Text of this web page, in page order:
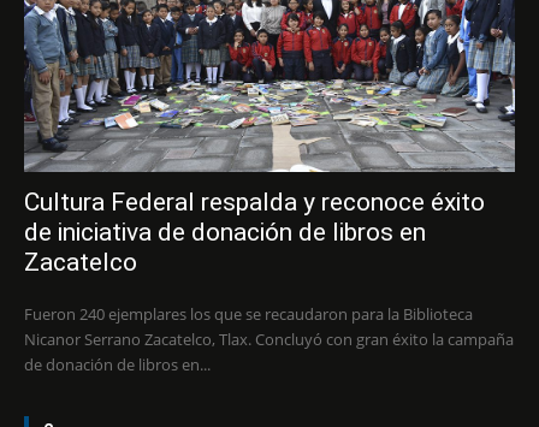
Cultura Federal respalda y reconoce éxito
de iniciativa de donación de libros en
Zacatelco
Fueron 240 ejemplares los que se recaudaron para la Biblioteca
Nicanor Serrano Zacatelco, Tlax. Concluyó con gran éxito la campaña
de donación de libros en...